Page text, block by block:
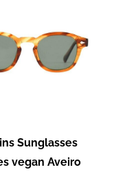
Sunglasses
vegan Aveiro